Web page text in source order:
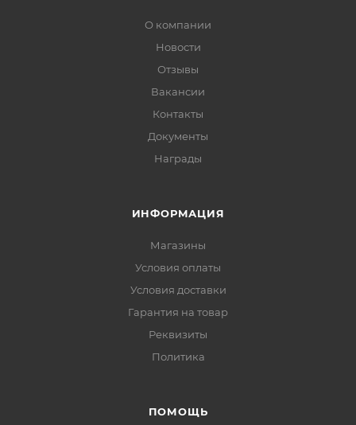
О компании
Новости
Отзывы
Вакансии
Контакты
Документы
Награды
ИНФОРМАЦИЯ
Магазины
Условия оплаты
Условия доставки
Гарантия на товар
Реквизиты
Политика
ПОМОЩЬ